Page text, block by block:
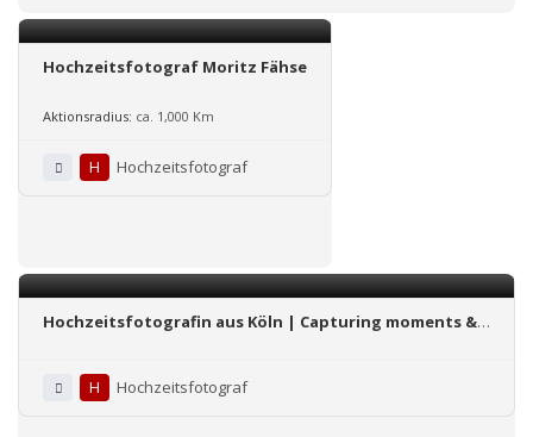
Hochzeitsfotograf Moritz Fähse
Aktionsradius: ca. 1,000 Km
H Hochzeitsfotograf
Hochzeitsfotografin aus Köln | Capturing moments &
H
Hochzeitsfotograf